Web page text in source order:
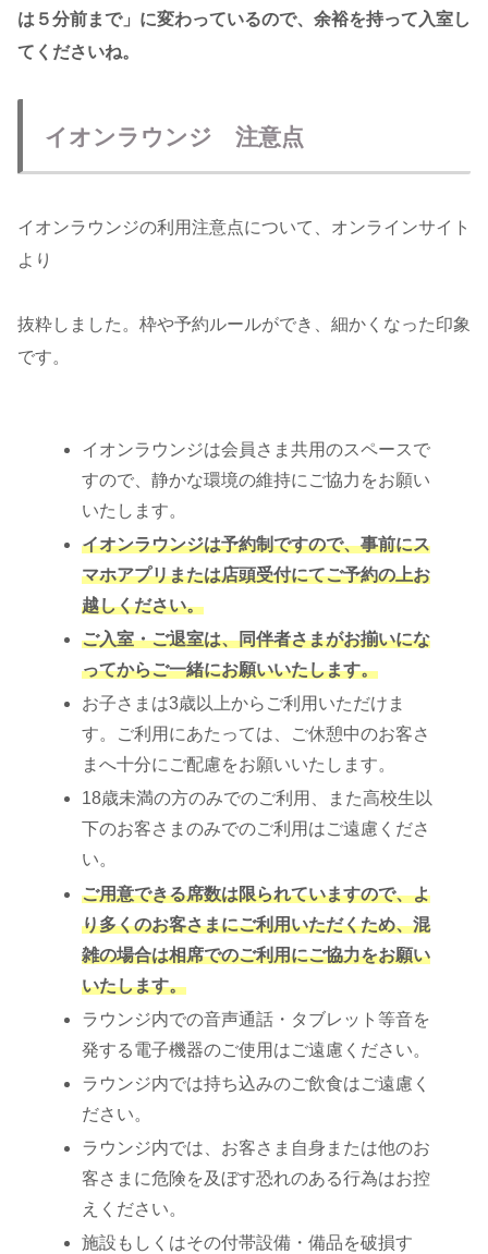
は５分前まで」に変わっているので、余裕を持って入室し
てくださいね。
イオンラウンジ 注意点
イオンラウンジの利用注意点について、オンラインサイト
より
抜粋しました。枠や予約ルールができ、細かくなった印象
です。
イオンラウンジは会員さま共用のスペースで
すので、静かな環境の維持にご協力をお願い
いたします。
イオンラウンジは予約制ですので、事前にス
マホアプリまたは店頭受付にてご予約の上お
越しください。
ご入室・ご退室は、同伴者さまがお揃いにな
ってからご一緒にお願いいたします。
お子さまは3歳以上からご利用いただけま
す。ご利用にあたっては、ご休憩中のお客さ
まへ十分にご配慮をお願いいたします。
18歳未満の方のみでのご利用、また高校生以
下のお客さまのみでのご利用はご遠慮くださ
い。
ご用意できる席数は限られていますので、よ
り多くのお客さまにご利用いただくため、混
雑の場合は相席でのご利用にご協力をお願い
いたします。
ラウンジ内での音声通話・タブレット等音を
発する電子機器のご使用はご遠慮ください。
ラウンジ内では持ち込みのご飲食はご遠慮く
ださい。
ラウンジ内では、お客さま自身または他のお
客さまに危険を及ぼす恐れのある行為はお控
えください。
施設もしくはその付帯設備・備品を破損す